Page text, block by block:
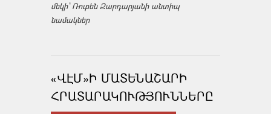
մեկի՝ Ռուբեն Զարդարյանի անտիպ
նամակներ
«ՎԷՄ»Ի ՄԱՏԵՆԱՇԱՐԻ
ՀՐԱՏԱՐԱԿՈՒԹՅՈՒՆՆԵՐԸ